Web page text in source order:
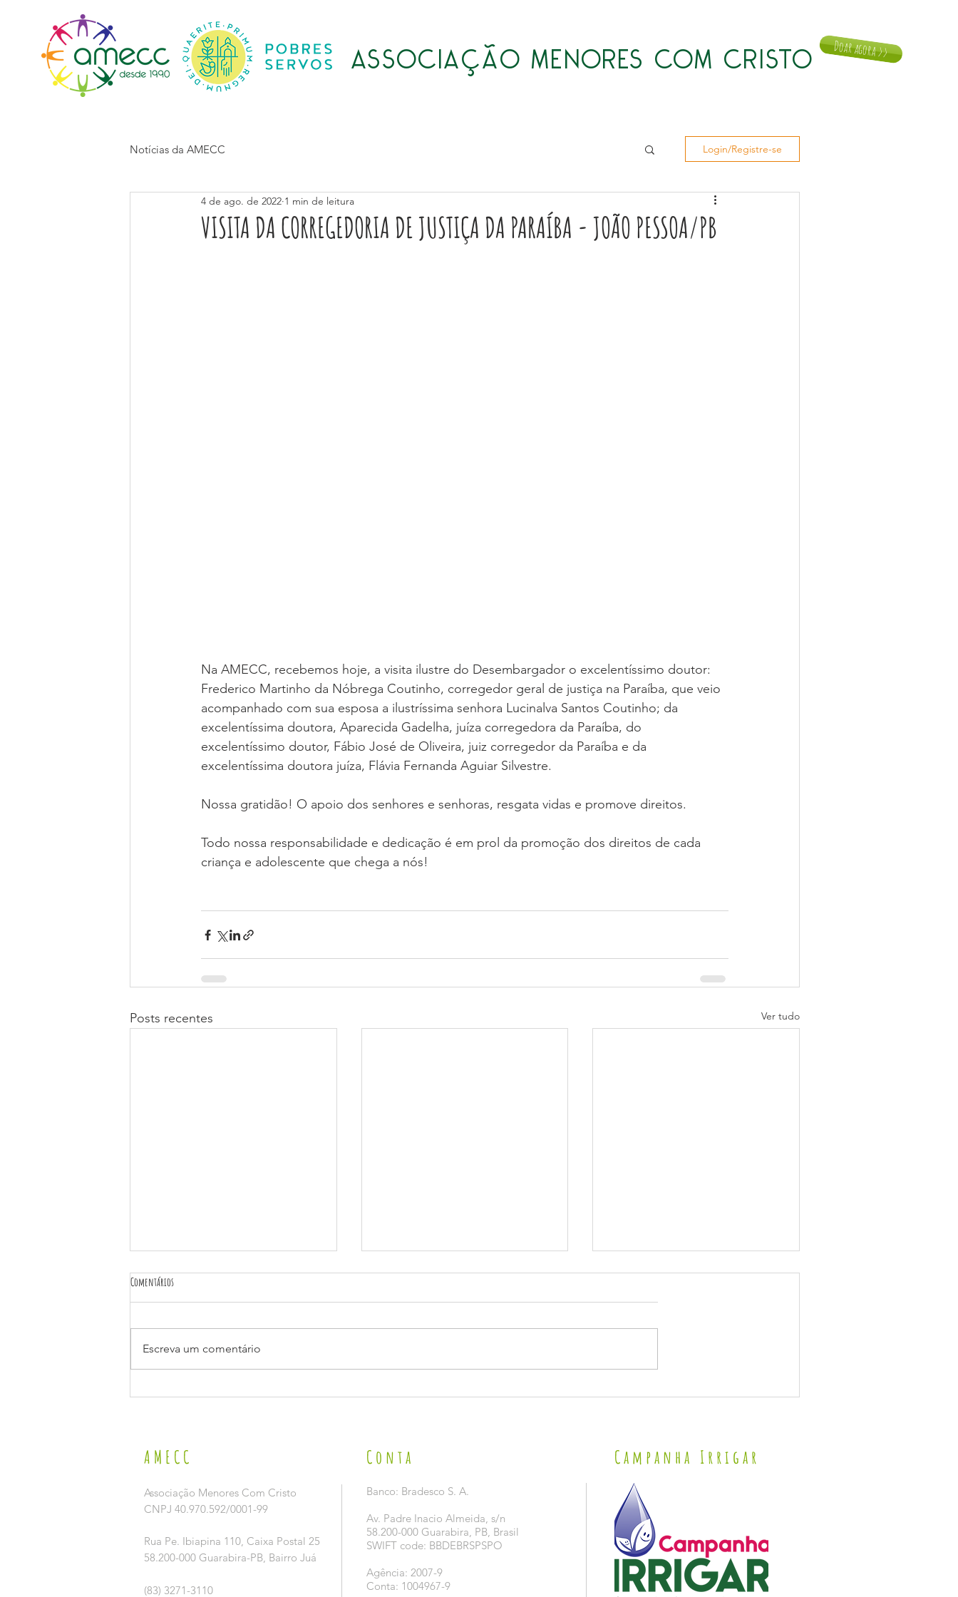
ASSOCIAÇÃO MENORES COM CRISTO Doar agora >>
Notícias da AMECC Login/Registre-se
VISITA DA CORREGEDORIA DE JUSTIÇA DA PARAÍBA - JOÃO PESSOA/PB
4 de ago. de 2022 1 min de leitura
Na AMECC, recebemos hoje, a visita ilustre do Desembargador o excelentíssimo doutor:
Frederico Martinho da Nóbrega Coutinho, corregedor geral de justiça na Paraíba, que veio
acompanhado com sua esposa a ilustríssima senhora Lucinalva Santos Coutinho; da
excelentíssima doutora, Aparecida Gadelha, juíza corregedora da Paraíba, do
excelentíssimo doutor, Fábio José de Oliveira, juiz corregedor da Paraíba e da
excelentíssima doutora juíza, Flávia Fernanda Aguiar Silvestre.
Nossa gratidão! O apoio dos senhores e senhoras, resgata vidas e promove direitos.
Todo nossa responsabilidade e dedicação é em prol da promoção dos direitos de cada
criança e adolescente que chega a nós!
Posts recentes Ver tudo
Comentários
Escreva um comentário
AMECC
Associação Menores Com Cristo
CNPJ 40.970.592/0001-99
Rua Pe. Ibiapina 110, Caixa Postal 25
58.200-000 Guarabira-PB, Bairro Juá
(83) 3271-3110
Conta
Banco: Bradesco S. A.
Av. Padre Inacio Almeida, s/n
58.200-000 Guarabira, PB, Brasil
SWIFT code: BBDEBRSPSPO
Agência: 2007-9
Conta: 1004967-9
Campanha Irrigar